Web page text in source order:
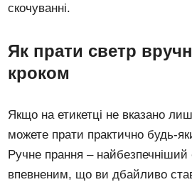
скочуванні.
Як прати светр
кроком
Якщо на етикетці не вказано
можете прати практично будь-
Ручне прання – найбезпечніший
впевненим, що ви дбайливо